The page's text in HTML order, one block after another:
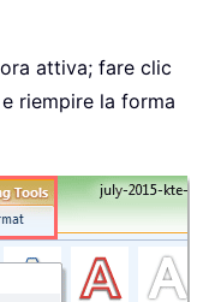
attiva; fare clic
e riempire la forma